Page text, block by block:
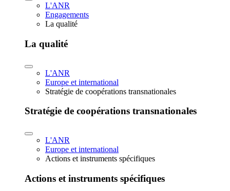
L'ANR
Engagements
La qualité
La qualité
L'ANR
Europe et international
Stratégie de coopérations transnationales
Stratégie de coopérations transnationales
L'ANR
Europe et international
Actions et instruments spécifiques
Actions et instruments spécifiques